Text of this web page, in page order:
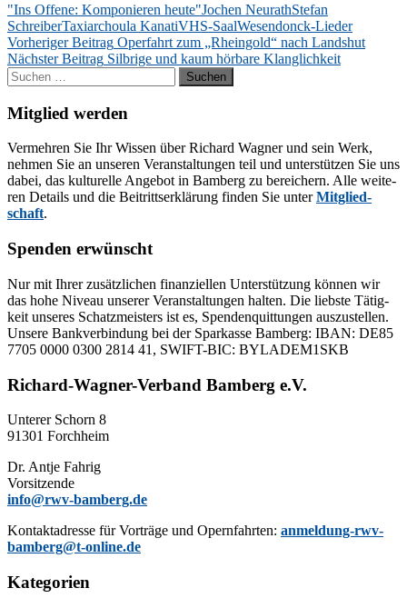
"Ins Offene: Komponieren heute"Jochen NeurathStefan
SchreiberTaxiarchoula KanatiVHS-SaalWesendonck-Lieder
Beitragsnavigation
Vorheriger Beitrag Operfahrt zum „Rheingold“ nach Landshut
Nächster Beitrag Silbrige und kaum hörbare Klanglichkeit
Suchen
nach:
Mitglied werden
Ver­meh­ren Sie Ihr Wis­sen über Ri­chard Wag­ner und sein Werk,
neh­men Sie an un­se­ren Ver­an­stal­tun­gen teil und un­ter­stüt­zen Sie uns
da­bei, das kul­tu­rel­le An­ge­bot in Bam­berg zu be­rei­chern. Alle wei­te­
ren De­tails und die Bei­tritts­er­klä­rung fin­den Sie un­terMit­glied­
schaft.
Spenden erwünscht
Nur mit Ih­rer zu­sätz­li­chen fi­nan­zi­el­len Un­ter­stüt­zung kön­nen wir
das hohe Ni­veau un­se­rer Ver­an­stal­tun­gen hal­ten. Die liebs­te Tä­tig­
keit un­se­res Schatz­meis­ters ist es, Spen­den­quit­tun­gen aus­zu­stel­len.
Un­se­re Bank­ver­bin­dung bei der Spar­kas­se Bam­berg: IBAN: DE85
7705 0000 0300 2814 41, SWIFT-BIC: BYLADEM1SKB
Richard-Wagner-Verband Bamberg e.V.
Un­te­rer Schorn 8
91301 Forchheim
Dr. Ant­je Fahrig
Vorsitzende
info@rwv-bamberg.de
Kon­takt­adres­se für Vor­trä­ge und Opern­fahr­ten: anmeldung-rwv-
bamberg@t-online.de
Kategorien